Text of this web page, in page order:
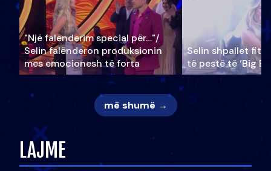
"Një falenderim special për…"/
Selin falënderon produksionin
mes emocionesh të forta
Selin shpallet
të pestë të ‘Big
më shumë →
LAJME